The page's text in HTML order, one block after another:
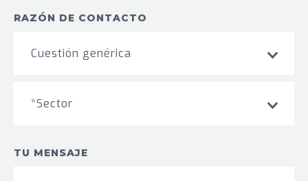
RAZÓN DE CONTACTO
Cuestión genérica
*Sector
TU MENSAJE